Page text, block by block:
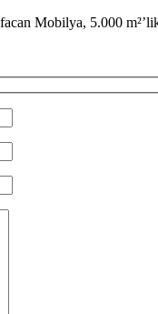
Mobilya, 5.000